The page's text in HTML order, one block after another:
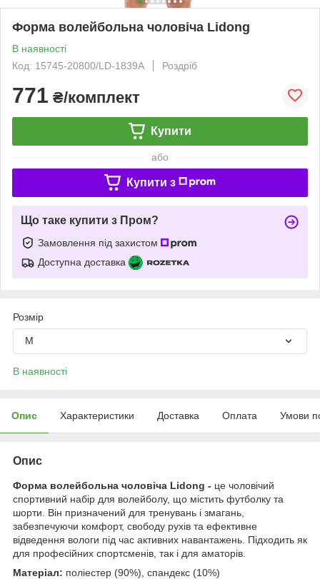
Форма волейбольна чоловіча Lidong
В наявності
Код: 15745-20800/LD-1839A
Роздріб
771 ₴/комплект
Купити
або
Купити з
Що таке купити з Пром?
Замовлення під захистом
Доступна доставка
Розмір
M
В наявності
Опис Характеристики Доставка Оплата Умови
Опис
Форма волейбольна чоловіча Lidong - це чоловічий
спортивний набір для волейболу, що містить футболку та
шорти. Він призначений для тренувань і змагань,
забезпечуючи комфорт, свободу рухів та ефективне
відведення вологи під час активних навантажень. Підходить як
для професійних спортсменів, так і для аматорів.
Матеріал: поліестер (90%), спандекс (10%)